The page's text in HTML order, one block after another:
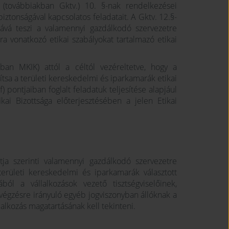
Gktv.) 10. §-nak rendelkezései
kapcsolatos feladatait. A Gktv. 12.§-
teszi a valamennyi gazdálkodó szervezetre
vonatkozó etikai szabályokat tartalmazó etikai
MKIK) attól a céltól vezéreltetve, hogy a
a területi kereskedelmi és iparkamarák etikai
pontjaiban foglalt feladatuk teljesítése alapjául
Bizottsága előterjesztésében a jelen Etikai
valamennyi gazdálkodó szervezetre
kereskedelmi és iparkamarák választott
a vállalkozások vezető tisztségviselőinek,
irányuló egyéb jogviszonyban állóknak a
magatartásának kell tekinteni.